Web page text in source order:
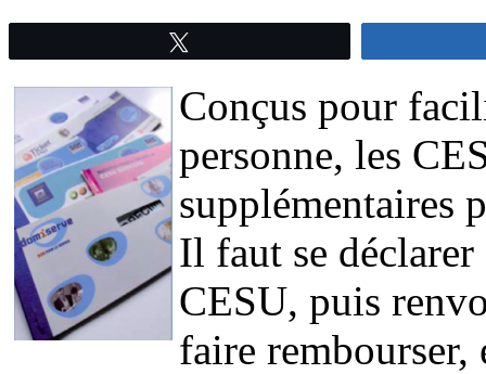
Conçus pour
personne, les
supplémentaires
Il faut se
CESU, puis
faire rembourser,